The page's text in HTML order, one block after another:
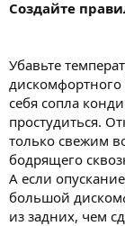
Создайте
Убавьте
себя сопла
простудиться.
только свежим
бодрящего
А если
большой
из задних, чем